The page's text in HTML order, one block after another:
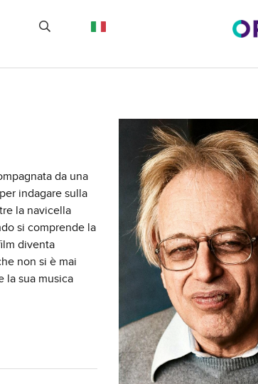
da una
indagare sulla
la navicella
si comprende la
diventa
non si è mai
la sua musica